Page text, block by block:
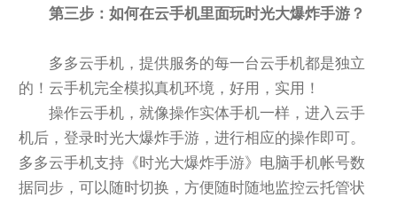
第三步：如何在云手机里面玩时光大爆炸手游？
多多云手机，提供服务的每一台云手机都是独立
的！云手机完全模拟真机环境，好用，实用！
操作云手机，就像操作实体手机一样，进入云手
机后，登录时光大爆炸手游，进行相应的操作即可。
多多云手机支持《时光大爆炸手游》电脑手机帐号数
据同步，可以随时切换，方便随时随地监控云托管状